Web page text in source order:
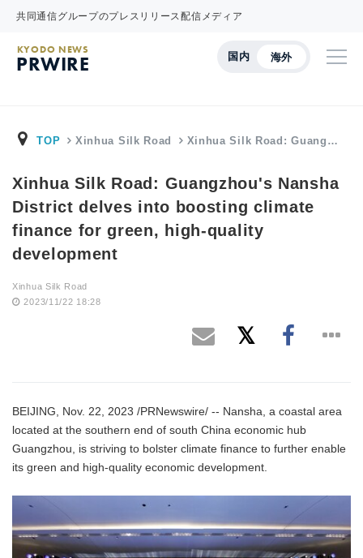
共同通信グループのプレスリリース配信メディア
国内 海外
KYODO NEWS
PRWIRE
TOP Xinhua Silk Road Xinhua Silk Road: Guang…
Xinhua Silk Road: Guangzhou's Nansha
District delves into boosting climate
finance for green, high-quality
development
Xinhua Silk Road
2023/11/22 18:28
BEIJING, Nov. 22, 2023 /PRNewswire/ -- Nansha, a coastal area
located at the southern end of south China economic hub
Guangzhou, is striving to bolster climate finance to further enable
its green and high-quality economic development.